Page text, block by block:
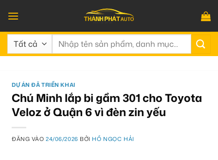
qua
nội
dung
Tìm
DỰ ÁN ĐÃ TRIỂN KHAI
Chú Minh lắp bi gầm 301 cho Toyota
Veloz ở Quận 6 vì đèn zin yếu
ĐĂNG VÀO24/06/2026 BỞI HỒ NGỌC HẢI